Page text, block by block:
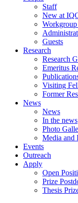
Staff
New at
Guests
Research
Research
Emeritus
Visiting
Former
News
News
In the news
Photo
Media and
Events
Outreach
Apply
Open
Prize
Thesis